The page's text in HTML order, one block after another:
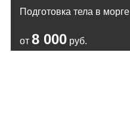
Подготовка тела в морге
от 8 000 руб.